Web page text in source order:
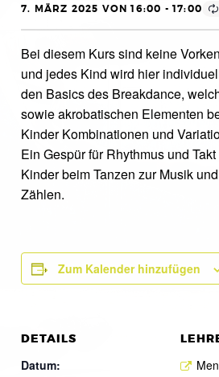
7. MÄRZ 2025 VON 16:00 -17:00
Bei diesem Kurs sind keine
und jedes Kind wird hier
den Basics des Breakdance,
sowie akrobatischen Elementen
Kinder Kombinationen und
Ein Gespür für Rhythmus und
Kinder beim Tanzen zur Musik
Zählen.
Zum Kalender hinzufügen
DETAILS
Datum: